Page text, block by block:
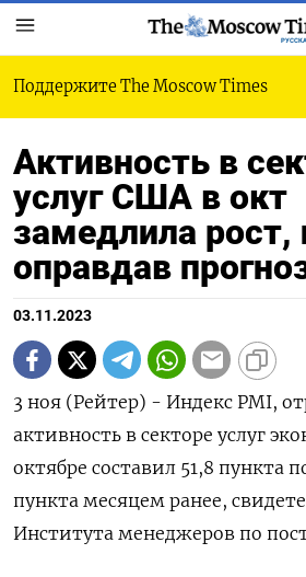
Поддержите The Moscow Times
Активность в
услуг США в окт
замедлила рост,
оправдав
03.11.2023
3 ноя (Рейтер) - Индекс PMI,
активность в секторе услуг
октябре составил 51,8 пункта
пункта месяцем ранее,
Института менеджеров по